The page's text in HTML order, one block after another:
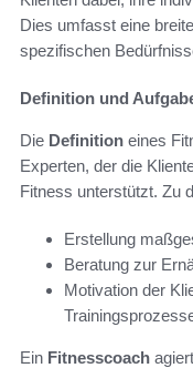
Dies umfasst eine
spezifischen
Definition und
Die Definition eines
Experten, der die
Fitness unterstützt. Zu
Erstellung
Beratung zur
Motivation der
Ein Fitnesscoach